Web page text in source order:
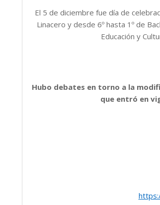
El 5 de diciembre fue día de
Linacero y desde 6º hasta 1º de
Educación y
Hubo debates en torno a la
que entró en